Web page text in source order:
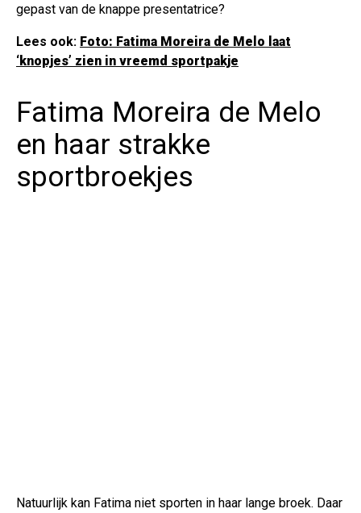
gepast van de knappe presentatrice?
Lees ook: Foto: Fatima Moreira de Melo laat
‘knopjes’ zien in vreemd sportpakje
Fatima Moreira de Melo
en haar strakke
sportbroekjes
Natuurlijk kan Fatima niet sporten in haar lange broek. Daar